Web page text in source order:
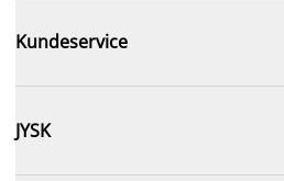
Kundeservice
JYSK